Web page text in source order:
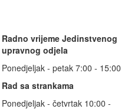
Radno vrijeme Jedinstvenog
upravnog odjela
Ponedjeljak - petak 7:00 - 15:00
Rad sa strankama
Ponedjeljak - četvrtak 10:00 -